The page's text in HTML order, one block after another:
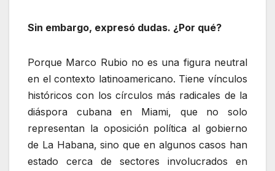
Sin embargo, expresó dudas. ¿Por qué?
Porque Marco Rubio no es una figura neutral
en el contexto latinoamericano. Tiene vínculos
históricos con los círculos más radicales de la
diáspora cubana en Miami, que no solo
representan la oposición política al gobierno
de La Habana, sino que en algunos casos han
estado cerca de sectores involucrados en